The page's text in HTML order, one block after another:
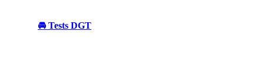
🚘 Tests DGT